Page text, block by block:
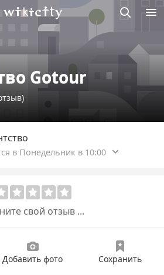
Викисити
Gotour
в Понедельник в 10:00
свой отзыв ...
Добавить фото Сохранить